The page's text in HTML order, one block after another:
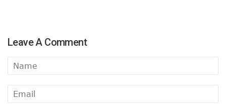
Leave A Comment